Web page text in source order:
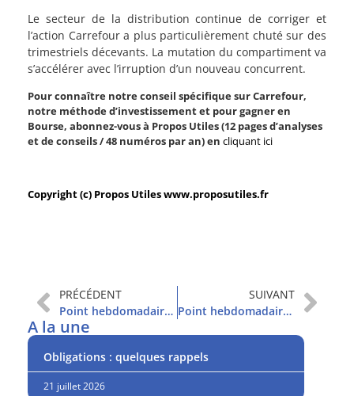
Le secteur de la distribution continue de corriger et
l’action Carrefour a plus particulièrement chuté sur des
trimestriels décevants. La mutation du compartiment va
s’accélérer avec l’irruption d’un nouveau concurrent.
Pour connaître notre conseil spécifique sur Carrefour,
notre méthode d’investissement et pour gagner en
Bourse, abonnez-vous à Propos Utiles (12 pages d’analyses
et de conseils / 48 numéros par an) en cliquant ici
Copyright (c) Propos Utiles www.proposutiles.fr
PRÉCÉDENT
Point hebdomadaire et sommaire
SUIVANT
Point hebdomadaire et sommaire
A la une
Obligations : quelques rappels
21 juillet 2026